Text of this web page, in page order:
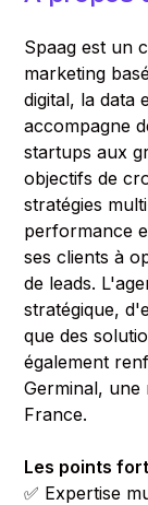
Spaag est un
marketing
digital, la data
accompagne
startups aux
objectifs de
stratégies
performance
ses clients à
de leads.
stratégique,
que des
également
Germinal,
France.
Les points
✅ Expertise